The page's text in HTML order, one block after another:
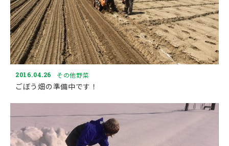
2016.04.26 その他野菜
ごぼう畑の準備中です！